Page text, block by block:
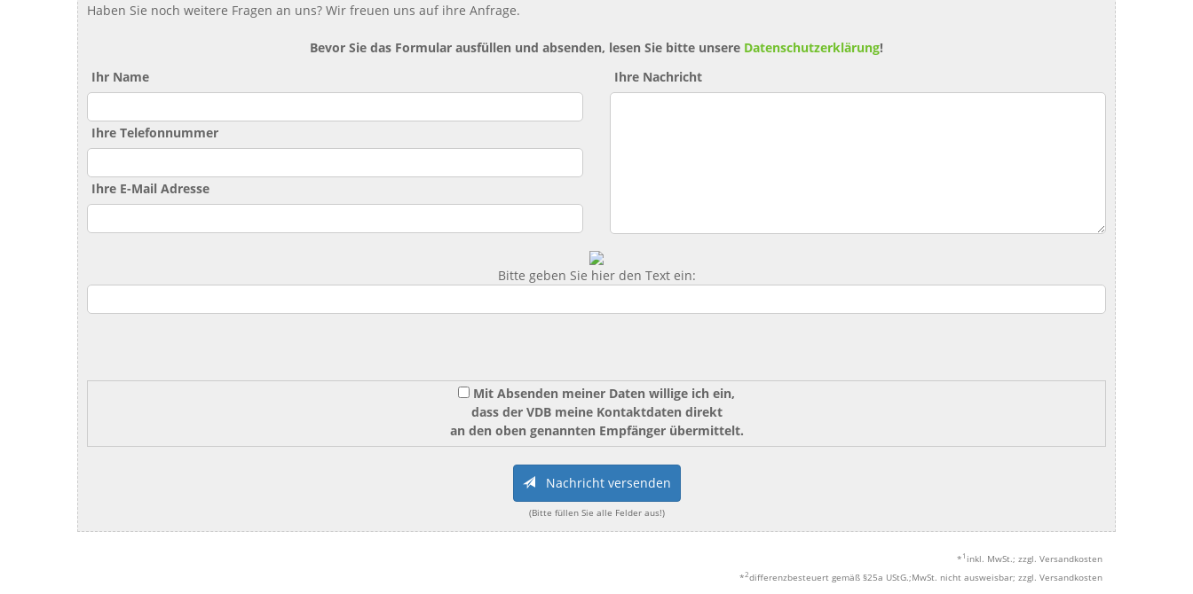
Haben Sie noch weitere Fragen an uns? Wir freuen uns auf ihre Anfrage.
Bevor Sie das Formular ausfüllen und absenden, lesen Sie bitte unsere Datenschutzerklärung!
Ihr Name
Ihre Telefonnummer
Ihre E-Mail Adresse
Ihre Nachricht
Bitte geben Sie hier den Text ein:
Mit Absenden meiner Daten willige ich ein,
dass der VDB meine Kontaktdaten direkt
an den oben genannten Empfänger übermittelt.
Nachricht versenden
(Bitte füllen Sie alle Felder aus!)
* 1 inkl. MwSt.; zzgl. Versandkosten
*2differenzbesteuert gemäß §25a UStG.;MwSt. nicht ausweisbar; zzgl. Versandkosten